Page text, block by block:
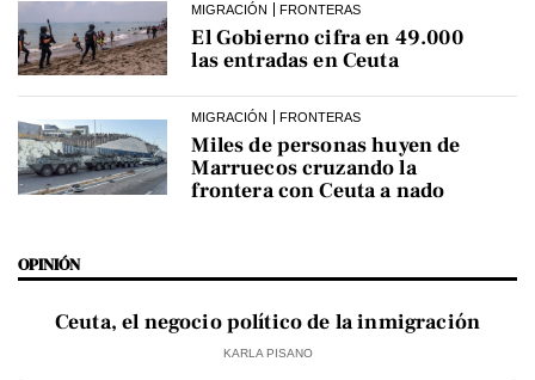
MIGRACIÓN FRONTERAS
El Gobierno cifra en 49.000
las entradas en Ceuta
MIGRACIÓN FRONTERAS
Miles de personas huyen de
Marruecos cruzando la
frontera con Ceuta a nado
OPINIÓN
Ceuta, el negocio político de la inmigración
KARLA PISANO